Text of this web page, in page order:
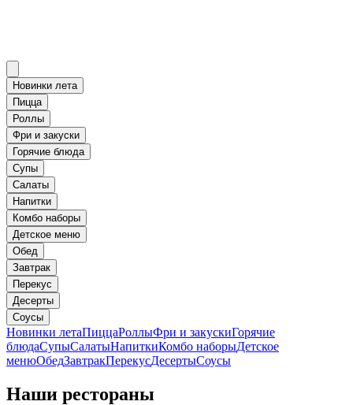
Новинки лета
Пицца
Роллы
Фри и закуски
Горячие блюда
Супы
Салаты
Напитки
Комбо наборы
Детское меню
Обед
Завтрак
Перекус
Десерты
Соусы
Новинки летаПиццаРоллыФри и закускиГорячие
блюдаСупыСалатыНапиткиКомбо наборыДетское
менюОбедЗавтракПерекусДесертыСоусы
Наши рестораны